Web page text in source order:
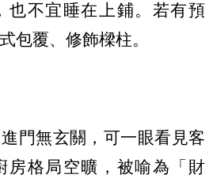
也不宜睡在上鋪。若有預
包覆、修飾樑柱。
門無玄關，可一眼看見客
房格局空曠，被喻為「財